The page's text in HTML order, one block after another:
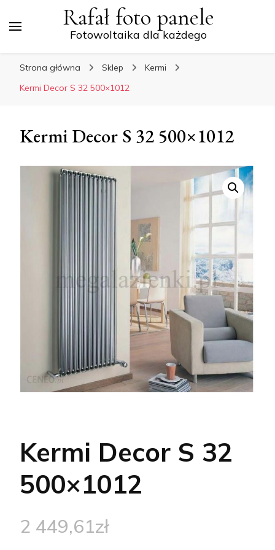
Rafał foto panele
Fotowoltaika dla każdego
Strona główna Sklep
Kermi
Kermi Decor S 32 500×1012
Kermi Decor S 32 500×1012
Kermi Decor S 32
500×1012
2 449,61zł